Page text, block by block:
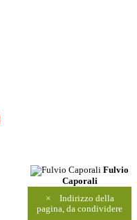
Fulvio
Caporali
×
Indirizzo della
pagina, da condividere